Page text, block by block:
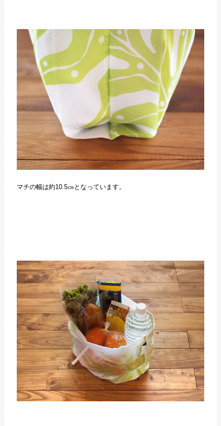
マチの幅は約10.5㎝となっています。